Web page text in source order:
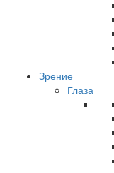
Зрение
Глаза